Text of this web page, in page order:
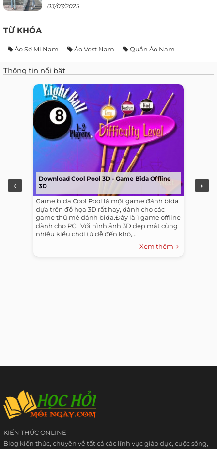
03/07/2025
TỪ KHÓA
Áo Sơ Mi Nam Áo Vest Nam Quần Áo Nam
Thông tin nổi bật
Download Cool Pool 3D - Game Bida Offline
3D
Game bida Cool Pool là một game đánh bida
dựa trên đồ họa 3D rất hay, dành cho các
game thủ mê đánh bida.Đây là 1 game offline
dành cho PC. ​ Với hình ảnh 3D đẹp mắt cùng
nhiều kiểu chơi từ dễ đến khó,...
Xem thêm
KIẾN THỨC ONLINE
Blog kiến thức, chuyên về tất cả các lĩnh vực giáo dục, cuộc sống,